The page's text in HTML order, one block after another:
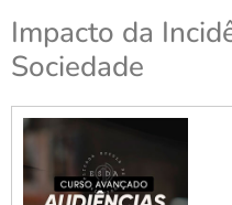
Impacto da
Sociedade